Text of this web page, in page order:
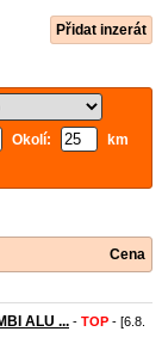
Přidat inzerát
Okolí:
km
Cena
ALU ... - TOP - [6.8.